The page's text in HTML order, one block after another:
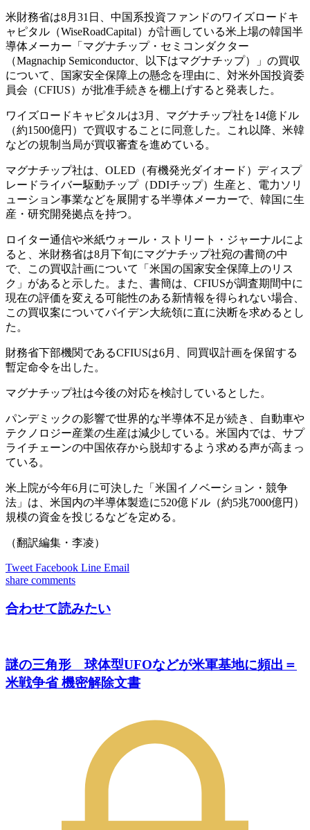
米財務省は8月31日、中国系投資ファンドのワイズロードキ
ャピタル（WiseRoadCapital）が計画している米上場の韓国半
導体メーカー「マグナチップ・セミコンダクター
（Magnachip Semiconductor、以下はマグナチップ）」の買収
について、国家安全保障上の懸念を理由に、対米外国投資委
員会（CFIUS）が批准手続きを棚上げすると発表した。
ワイズロードキャピタルは3月、マグナチップ社を14億ドル
（約1500億円）で買収することに同意した。これ以降、米韓
などの規制当局が買収審査を進めている。
マグナチップ社は、OLED（有機発光ダイオード）ディスプ
レードライバー駆動チップ（DDIチップ）生産と、電力ソリ
ューション事業などを展開する半導体メーカーで、韓国に生
産・研究開発拠点を持つ。
ロイター通信や米紙ウォール・ストリート・ジャーナルによ
ると、米財務省は8月下旬にマグナチップ社宛の書簡の中
で、この買収計画について「米国の国家安全保障上のリス
ク」があると示した。また、書簡は、CFIUSが調査期間中に
現在の評価を変える可能性のある新情報を得られない場合、
この買収案についてバイデン大統領に直に決断を求めるとし
た。
財務省下部機関であるCFIUSは6月、同買収計画を保留する
暫定命令を出した。
マグナチップ社は今後の対応を検討しているとした。
パンデミックの影響で世界的な半導体不足が続き、自動車や
テクノロジー産業の生産は減少している。米国内では、サプ
ライチェーンの中国依存から脱却するよう求める声が高まっ
ている。
米上院が今年6月に可決した「米国イノベーション・競争
法」は、米国内の半導体製造に520億ドル（約5兆7000億円）
規模の資金を投じるなどを定める。
（翻訳編集・李凌）
Tweet Facebook Line Email
share comments
合わせて読みたい
謎の三角形 球体型UFOなどが米軍基地に頻出＝
米戦争省 機密解除文書